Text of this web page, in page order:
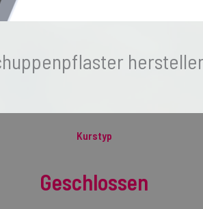
Kurstyp
Geschlossen